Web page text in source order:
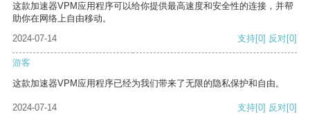
这款加速器VPM应用程序可以给你提供最高速度和安全性的连接，并帮
助你在网络上自由移动。
2024-07-14
支持[0] 反对[0]
游客
这款加速器VPM应用程序已经为我们带来了无限的隐私保护和自由。
2024-07-14 支持[0] 反对[0]